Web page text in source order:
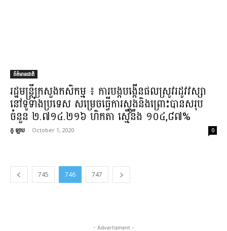
ព័ត៌មានជាតិ
រដ្ឋមន្ត្រី​ក្រសួងកសិកម្ម ៖ ការ​បង្កបង្កើនផល​ស្រូវ​រដូវវស្សា
នៅ​ទូទាំងប្រទេស សម្រេច​ធ្វើការ​ស្ទូង​និង​ព្រោះ​បាន​សរុប​
ចំនួន ២.៧១៤.២១៦ ហិកតា ស្មើនឹង ១០៤,៨៧%
កូ ឡាប - October 1, 2020 0
745 746 747
- Advertisment -